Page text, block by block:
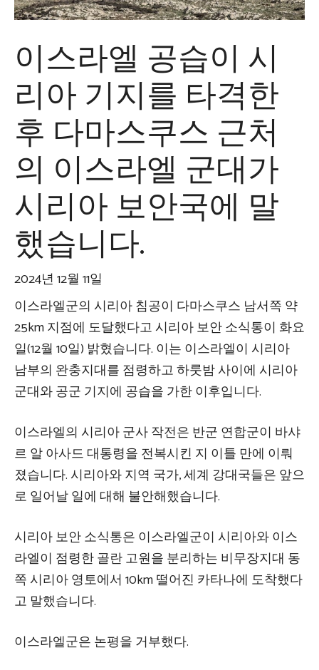
이스라엘 공습이 시
리아 기지를 타격한
후 다마스쿠스 근처
의 이스라엘 군대가
시리아 보안국에 말
했습니다.
2024년 12월 11일
이스라엘군의 시리아 침공이 다마스쿠스 남서쪽 약
25km 지점에 도달했다고 시리아 보안 소식통이 화요
일(12월 10일) 밝혔습니다. 이는 이스라엘이 시리아
남부의 완충지대를 점령하고 하룻밤 사이에 시리아
군대와 공군 기지에 공습을 가한 이후입니다.
이스라엘의 시리아 군사 작전은 반군 연합군이 바샤
르 알 아사드 대통령을 전복시킨 지 이틀 만에 이뤄
졌습니다. 시리아와 지역 국가, 세계 강대국들은 앞으
로 일어날 일에 대해 불안해했습니다.
시리아 보안 소식통은 이스라엘군이 시리아와 이스
라엘이 점령한 골란 고원을 분리하는 비무장지대 동
쪽 시리아 영토에서 10km 떨어진 카타나에 도착했다
고 말했습니다.
이스라엘군은 논평을 거부했다.